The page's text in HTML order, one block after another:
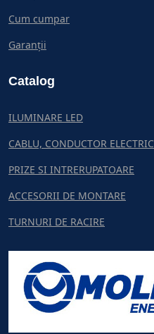
Cum cumpar
Garanții
Catalog
ILUMINARE LED
CABLU, CONDUCTOR ELECTRIC
PRIZE SI INTRERUPATOARE
ACCESORII DE MONTARE
TURNURI DE RACIRE